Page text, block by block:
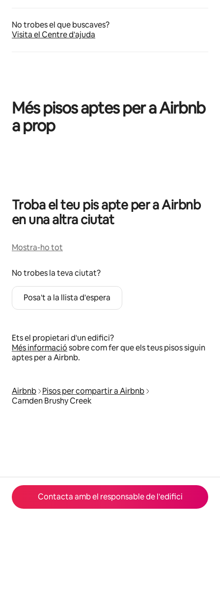
Contacta amb el responsable de l'edifici
No trobes el que buscaves?
Visita el Centre d'ajuda
Més pisos aptes per a Airbnb
a prop
Troba el teu pis apte per a Airbnb
en una altra ciutat
Mostra-ho tot
No trobes la teva ciutat?
Posa't a la llista d'espera
Ets el propietari d'un edifici?
Més informaciósobre com fer que els teus pisos siguin
aptes per a Airbnb.
Airbnb
Pisos per compartir a Airbnb
Camden Brushy Creek